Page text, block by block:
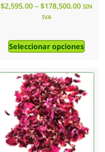
$2,595.00 – $178,500.00 SIN
IVA
Seleccionar opciones